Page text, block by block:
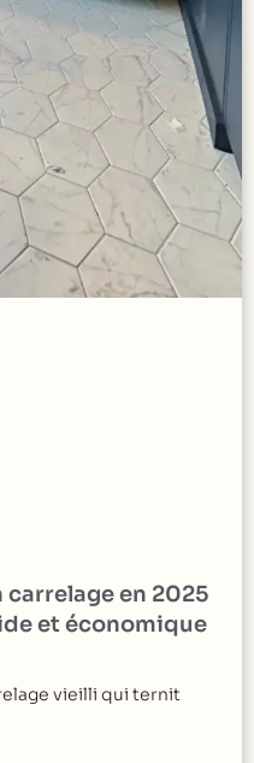
en 2025
et économique
vieilli qui ternit